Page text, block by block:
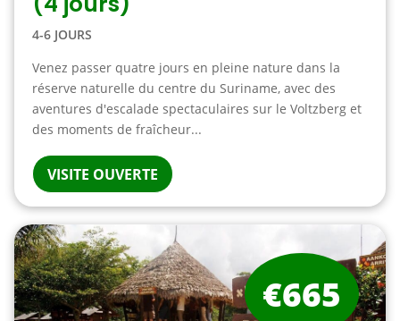
4-6 JOURS
Venez passer quatre jours en pleine nature dans la
réserve naturelle du centre du Suriname, avec des
aventures d'escalade spectaculaires sur le Voltzberg et
des moments de fraîcheur...
VISITE OUVERTE
€665